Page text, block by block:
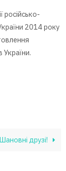
російсько-
2014 року
Шановні друзі!